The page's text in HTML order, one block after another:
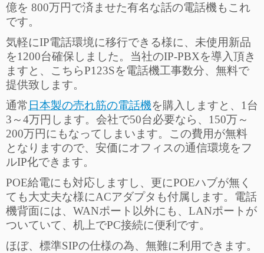
億を 800万円で済ませた有名な話の電話機もこれ
です。
気軽にIP電話環境に移行できる様に、未使用新品
を1200台確保しました。当社のIP-PBXを導入頂き
ますと、こちらP123Sを電話機工事数分、無料で
提供致します。
通常 日本製の売れ筋の電話機を購入しますと、1台
3～4万円します。会社で50台必要なら、150万～
200万円にもなってしまいます。この費用が無料
となりますので、安価にオフィスの通信環境をフ
ルIP化できます。
POE給電にも対応しますし、更にPOEハブが無く
ても大丈夫な様にACアダプタも付属します。電話
機背面には、WANポート以外にも、LANポートが
ついていて、机上でPC接続に便利です。
ほぼ、標準SIPの仕様の為、無難に利用できます。